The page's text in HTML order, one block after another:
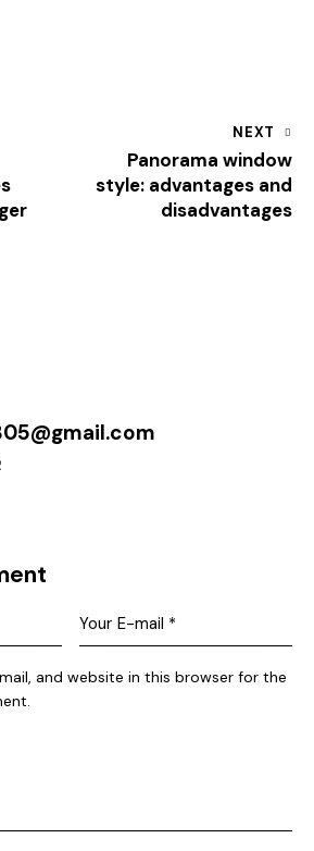
NEXT
Panorama window
style: advantages and
disadvantages
and website in this browser for the